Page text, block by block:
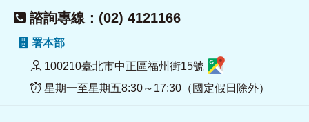
諮詢專線：(02) 4121166
署本部
100210臺北市中正區福州街15號
星期一至星期五8:30～17:30（國定假日除外）